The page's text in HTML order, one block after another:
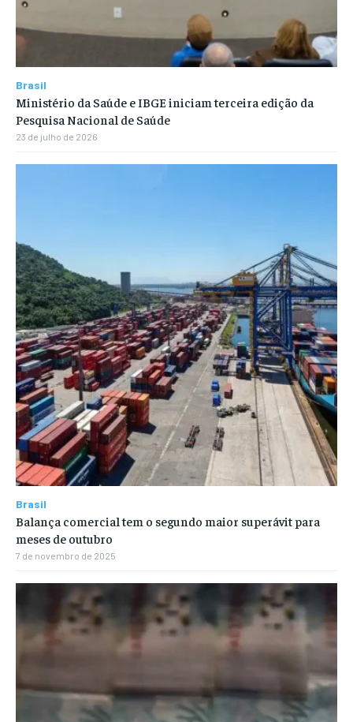
Brasil
Ministério da Saúde e IBGE iniciam terceira edição da
Pesquisa Nacional de Saúde
23 de julho de 2026
Brasil
Balança comercial tem o segundo maior superávit para
meses de outubro
7 de novembro de 2025